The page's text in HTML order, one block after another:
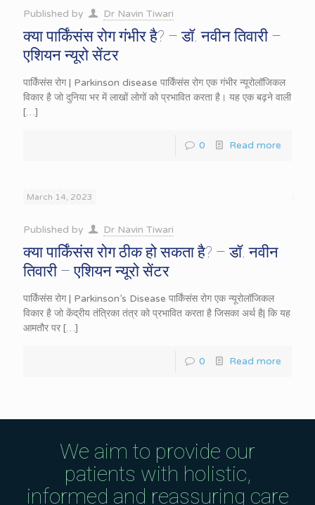
Published by Dr Navin Tiwari
क्या पार्किंसंस रोग गंभीर है? – डॉ. नवीन तिवारी –
एशियन न्यूरो सेंटर
पार्किंसंस रोग | Parkinson disease पार्किंसंस रोग एक गंभीर न्यूरोलॉजिकल
विकार है जो दुनिया भर में लाखों लोगों को प्रभावित करता है। यह एक बढ़ने वाली
[…]
0 Read more
March 14, 2023
Published by Dr Navin Tiwari
क्या पार्किंसंस रोग ठीक हो सकता है? – डॉ. नवीन
तिवारी – एशियन न्यूरो सेंटर
पार्किंसंस रोग | Parkinson’s Disease पार्किंसंस रोग एक न्यूरोलॉजिकल
विकार है जो केंद्रीय तंत्रिका तंत्र को प्रभावित करता है जिसका अर्थ है| कि यह
आमतौर पर […]
0 Read more
We aim to provide our
patients with holistic,
informed and reassuring care